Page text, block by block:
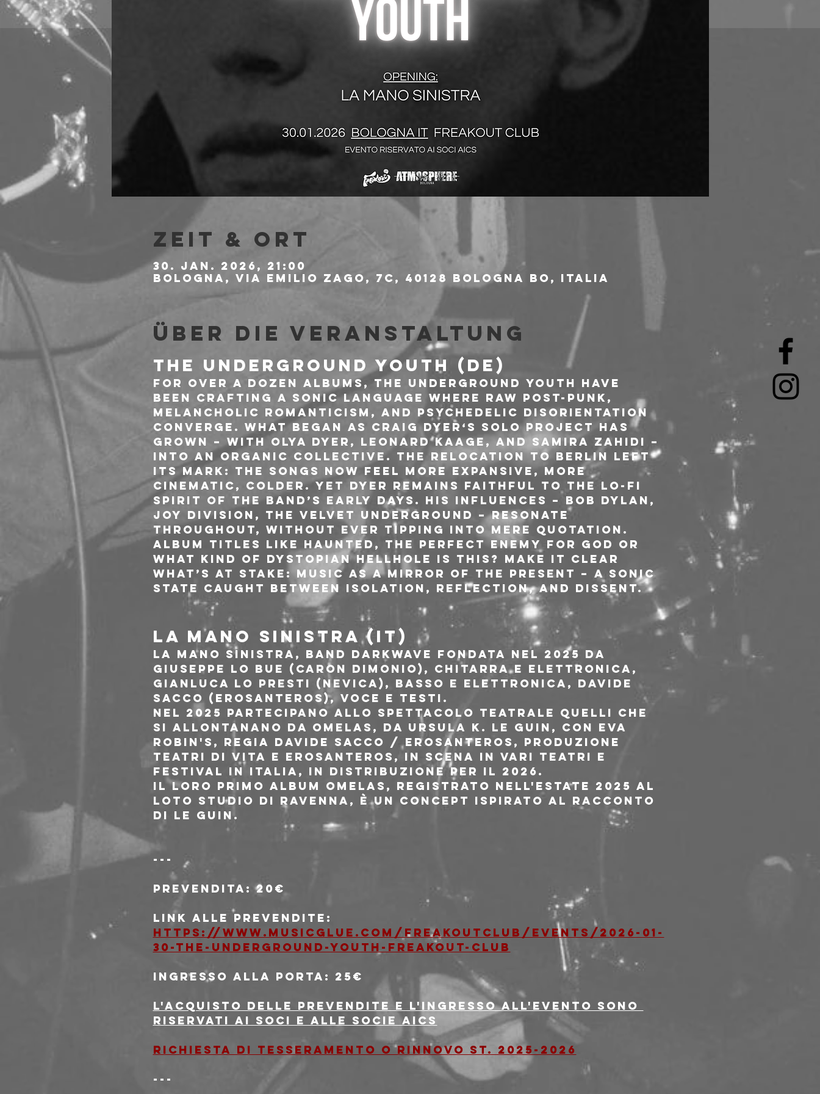
Zeit & Ort
30. Jan. 2026, 21:00
Bologna, Via Emilio Zago, 7c, 40128 Bologna BO, Italia
Über die Veranstaltung
THE UNDERGROUND YOUTH (DE)
For over a dozen albums, The Underground Youth have
been crafting a sonic language where raw post-punk,
melancholic romanticism, and psychedelic disorientation
converge. What began as Craig Dyer‘s solo project has
grown – with Olya Dyer, Leonard Kaage, and Samira Zahidi –
into an organic collective. The relocation to Berlin left
its mark: the songs now feel more expansive, more
cinematic, colder. Yet Dyer remains faithful to the lo-fi
spirit of the band’s early days. His influences – Bob Dylan,
Joy Division, The Velvet Underground – resonate
throughout, without ever tipping into mere quotation.
Album titles like Haunted, The Perfect Enemy For God or
What Kind of Dystopian Hellhole Is This? make it clear
what’s at stake: music as a mirror of the present – a sonic
state caught between isolation, reflection, and dissent.
LA MANO SINISTRA (IT)
La Mano Sinistra, band darkwave fondata nel 2025 da
Giuseppe Lo Bue (Caron Dimonio), chitarra e elettronica,
Gianluca Lo Presti (Nevica), basso e elettronica, Davide
Sacco (ErosAntEros), voce e testi.
Nel 2025 partecipano allo spettacolo teatrale Quelli che
si allontanano da Omelas, da Ursula K. Le Guin, con Eva
Robin's, regia Davide Sacco / ErosAntEros, produzione
Teatri di Vita e ErosAntEros, in scena in vari teatri e
festival in Italia, in distribuzione per il 2026.
Il loro primo album Omelas, registrato nell'estate 2025 al
Loto Studio di Ravenna, è un concept ispirato al racconto
di Le Guin.
---
Prevendita : 20€
Link alle prevendite :
https://www.musicglue.com/freakoutclub/events/2026-01-
30-the-underground-youth-freakout-club
Ingresso alla porta : 25€
L'acquisto delle prevendite e l'ingresso all'evento sono
riservati ai soci e alle socie AICS
Richiesta di tesseramento o rinnovo st. 2025-2026
---